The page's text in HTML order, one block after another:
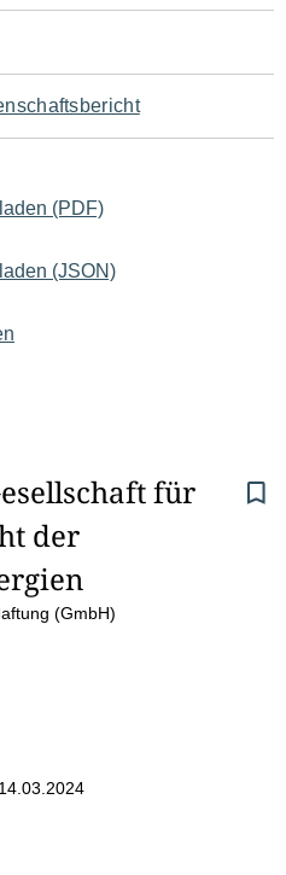
(PDF)
(JSON)
für
der
(GmbH)
14.03.2024